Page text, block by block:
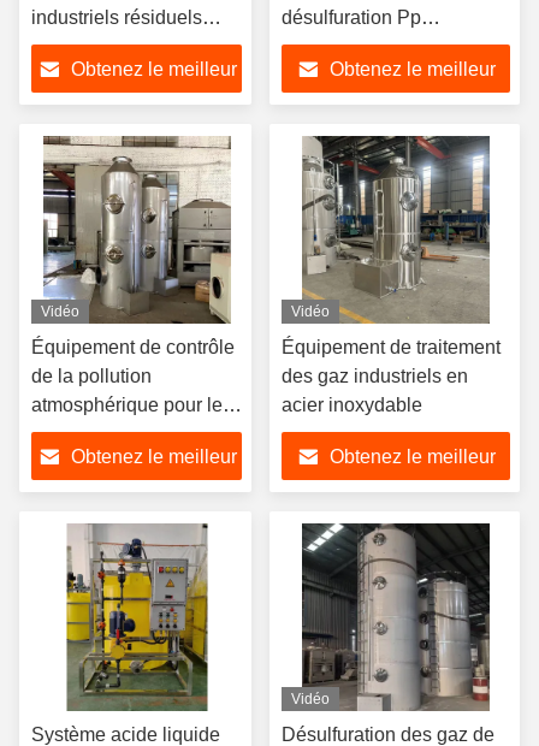
industriels résiduels
pour la brume acide et
les gaz résiduels de
poussière
Obtenez le meilleur
désulfuration Pp
pulvérisateur de brouillard
acide absorbeur
pulvérisateur de tour
Obtenez le meilleur
Vidéo
Équipement de contrôle
de la pollution
atmosphérique pour les
fabricants d'aliments et
de produits chimiques
Obtenez le meilleur
Vidéo
Équipement de traitement
des gaz industriels en
acier inoxydable
Obtenez le meilleur
Système acide liquide
Vidéo
Désulfuration des gaz de